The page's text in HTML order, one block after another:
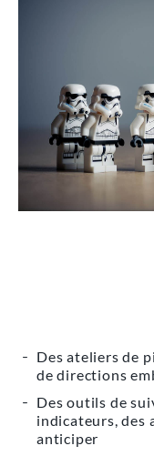
Des ateliers de
de directions
Des outils de
indicateurs, des
anticiper